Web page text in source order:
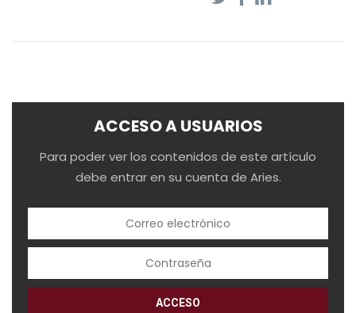
ACCESO A USUARIOS
Para poder ver los contenidos de este artículo
debe entrar en su cuenta de Aries.